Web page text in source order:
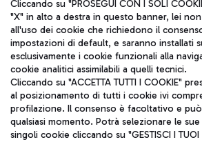
Aeroporti di Roma S.p.A. - Società
coordinamento di Mundys S.p.A.
Codice fiscale e Registro delle Imprese di
IVA 06572251004
Capitale sociale 62.224.743,00 int. vers.
Sede legale: Via Pier Paolo Racchetti 1 -
Cliccando su "PROSEGUI CON I SOLI
"X" in alto a destra in questo banner, lei
all'uso dei cookie che richiedono il
impostazioni di default, e saranno installati
esclusivamente i cookie funzionali alla
cookie analitici assimilabili a quelli tecnici.
Cliccando su "ACCETTA TUTTI I COOKIE"
al posizionamento di tutti i cookie ivi
profilazione. Il consenso è facoltativo e
qualsiasi momento. Potrà selezionare le
singoli cookie cliccando su "GESTISCI I